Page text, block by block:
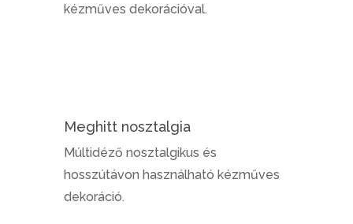
kézműves dekorációval.
Meghitt nosztalgia
Múltidéző nosztalgikus és
hosszútávon használható kézműves
dekoráció.